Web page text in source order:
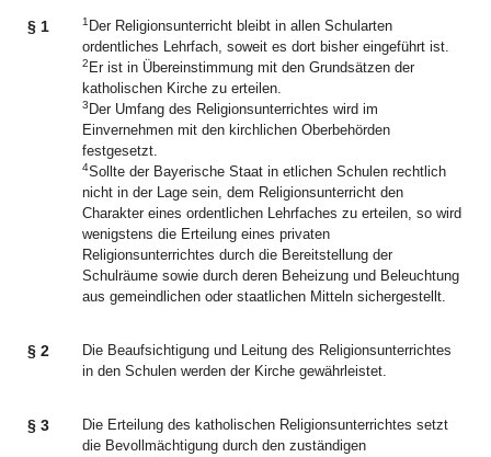
§ 1 1 Der Religionsunterricht bleibt in allen Schularten
ordentliches Lehrfach, soweit es dort bisher eingeführt ist.
2 Er ist in Übereinstimmung mit den Grundsätzen der
katholischen Kirche zu erteilen.
3 Der Umfang des Religionsunterrichtes wird im
Einvernehmen mit den kirchlichen Oberbehörden
festgesetzt.
4Sollte der Bayerische Staat in etlichen Schulen rechtlich
nicht in der Lage sein, dem Religionsunterricht den
Charakter eines ordentlichen Lehrfaches zu erteilen, so wird
wenigstens die Erteilung eines privaten
Religionsunterrichtes durch die Bereitstellung der
Schulräume sowie durch deren Beheizung und Beleuchtung
aus gemeindlichen oder staatlichen Mitteln sichergestellt.
§ 2
Die Beaufsichtigung und Leitung des Religionsunterrichtes
in den Schulen werden der Kirche gewährleistet.
§ 3
Die Erteilung des katholischen Religionsunterrichtes setzt
die Bevollmächtigung durch den zuständigen